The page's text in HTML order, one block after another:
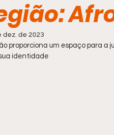
dez. de 2023
proporciona um espaço para a
identidade